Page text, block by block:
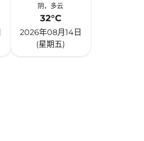
阴，多云
32°C
2026年08月14日
(星期五)